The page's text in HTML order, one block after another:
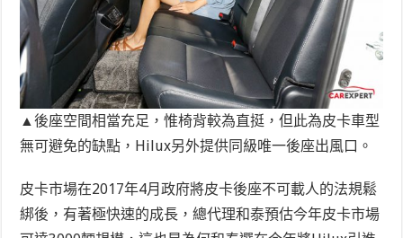
▲後座空間相當充足，惟椅背較為直挺，但此為皮卡車型
無可避免的缺點，Hilux另外提供同級唯一後座出風口。
皮卡市場在2017年4月政府將皮卡後座不可載人的法規鬆
綁後，有著極快速的成長，總代理和泰預估今年皮卡市場